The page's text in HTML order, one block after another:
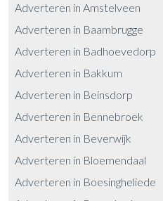
Adverteren in Amstelveen
Adverteren in Baambrugge
Adverteren in Badhoevedorp
Adverteren in Bakkum
Adverteren in Beinsdorp
Adverteren in Bennebroek
Adverteren in Beverwijk
Adverteren in Bloemendaal
Adverteren in Boesingheliede